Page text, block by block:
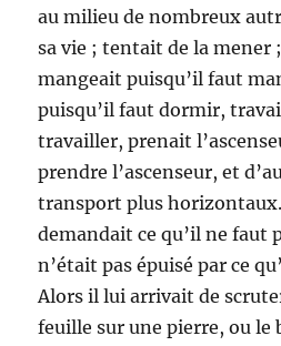
au milieu de nombreux
sa vie ; tentait de la mener
mangeait puisqu’il faut
puisqu’il faut dormir,
travailler, prenait
prendre l’ascenseur, et
transport plus
demandait ce qu’il ne faut
n’était pas épuisé par ce
Alors il lui arrivait de
feuille sur une pierre, ou